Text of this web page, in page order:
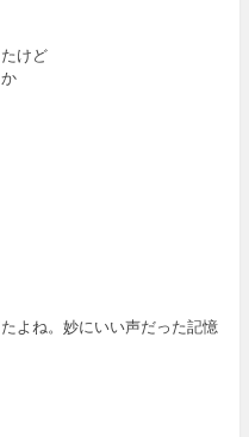
けど
よね。妙にいい声だった記憶